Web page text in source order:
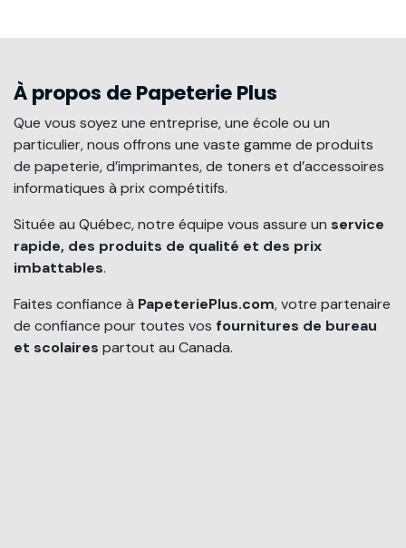
À propos de Papeterie Plus
Que vous soyez une entreprise, une école ou un
particulier, nous offrons une vaste gamme de produits
de papeterie, d’imprimantes, de toners et d’accessoires
informatiques à prix compétitifs.
Située au Québec, notre équipe vous assure un service
rapide, des produits de qualité et des prix
imbattables.
Faites confiance à PapeteriePlus.com, votre partenaire
de confiance pour toutes vos fournitures de bureau
et scolaires partout au Canada.